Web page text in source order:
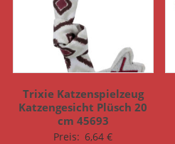
Trixie Katzenspielzeug
Katzengesicht Plüsch 20
cm 45693
Preis: 6,64€